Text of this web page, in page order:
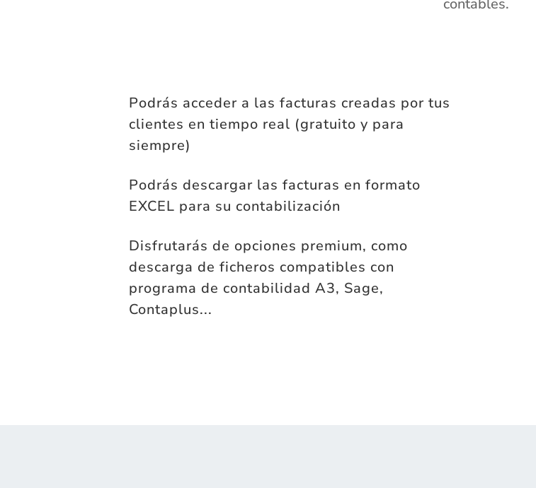
contables.
Podrás acceder a las facturas creadas por tus
clientes en tiempo real (gratuito y para
siempre)
Podrás descargar las facturas en formato
EXCEL para su contabilización
Disfrutarás de opciones premium, como
descarga de ficheros compatibles con
programa de contabilidad A3, Sage,
Contaplus...